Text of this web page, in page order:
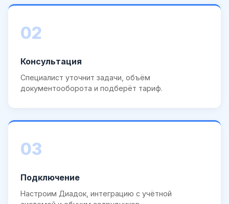
02
Консультация
Специалист уточнит задачи, объём
документооборота и подберёт тариф.
03
Подключение
Настроим Диадок, интеграцию с учётной